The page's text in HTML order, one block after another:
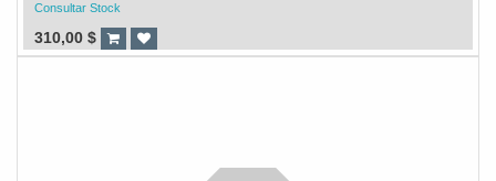
Consultar Stock
310,00 $